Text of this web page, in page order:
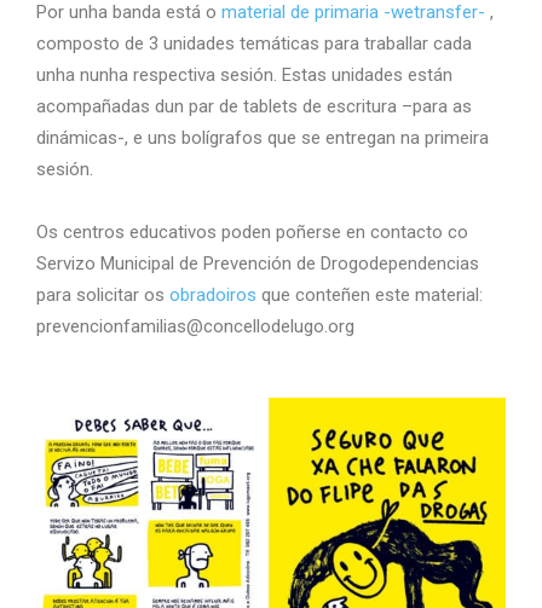
Por unha banda está o material de primaria -wetransfer- ,
composto de 3 unidades temáticas para traballar cada
unha nunha respectiva sesión. Estas unidades están
acompañadas dun par de tablets de escritura –para as
dinámicas-, e uns bolígrafos que se entregan na primeira
sesión.
Os centros educativos poden poñerse en contacto co
Servizo Municipal de Prevención de Drogodependencias
para solicitar os obradoiros que conteñen este material:
prevencionfamilias@concellodelugo.org